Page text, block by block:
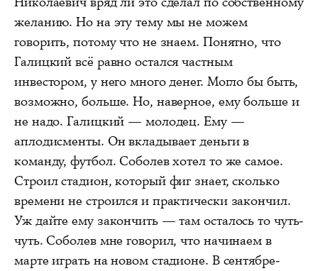
желанию. Но на эту тему мы не можем
говорить, потому что не знаем. Понятно, что
Галицкий всё равно остался частным
инвестором, у него много денег. Могло бы быть,
возможно, больше. Но, наверное, ему больше и
не надо. Галицкий — молодец. Ему —
аплодисменты. Он вкладывает деньги в
команду, футбол. Соболев хотел то же самое.
Строил стадион, который фиг знает, сколько
времени не строился и практически закончил.
Уж дайте ему закончить — там осталось то чуть-
чуть. Соболев мне говорил, что начинаем в
марте играть на новом стадионе. В сентябре-